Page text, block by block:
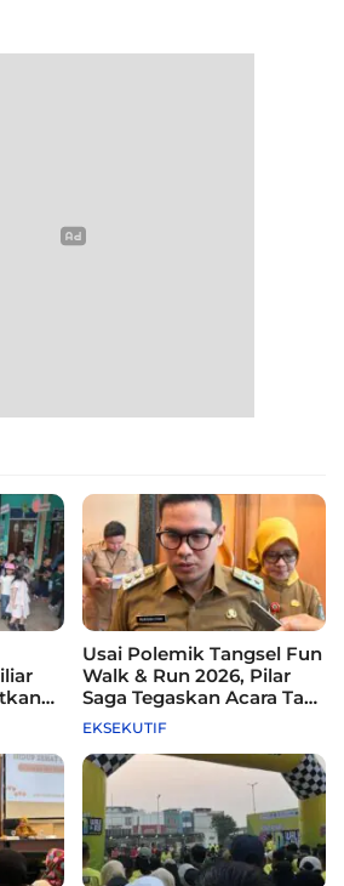
Usai Polemik Tangsel Fun
Walk & Run 2026, Pilar
Saga Tegaskan Acara Tak
Difasilitasi Pemkot
EKSEKUTIF